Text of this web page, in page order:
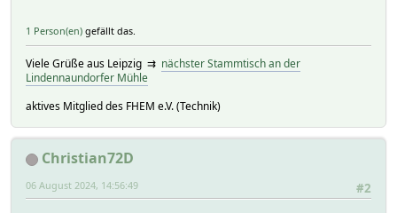
1 Person(en) gefällt das.
Viele Grüße aus Leipzig ⇉ nächster Stammtisch an der
Lindennaundorfer Mühle
aktives Mitglied des FHEM e.V. (Technik)
Christian72D
#2
06 August 2024, 14:56:49